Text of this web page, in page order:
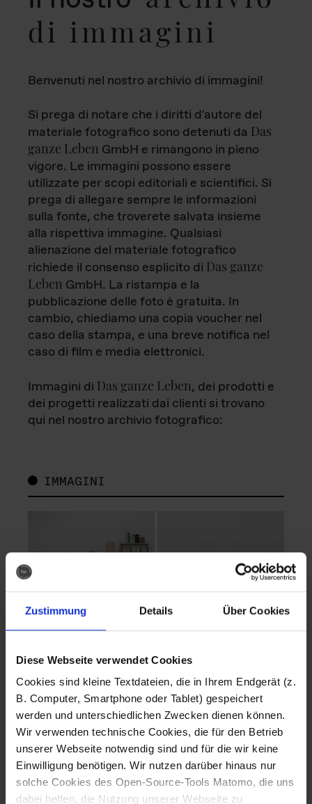
Zustimmung Details Über Cookies
Diese Webseite verwendet Cookies
Cookies sind kleine Textdateien, die in Ihrem Endgerät (z.
B. Computer, Smartphone oder Tablet) gespeichert
werden und unterschiedlichen Zwecken dienen können.
Wir verwenden technische Cookies, die für den Betrieb
unserer Webseite notwendig sind und für die wir keine
Einwilligung benötigen. Wir nutzen darüber hinaus nur
solche Cookies des Open-Source-Tools Matomo, die uns
dabei helfen, die Nutzung unserer Webseite zu
di immagini
Benvenuti nel nostro archivio di immagini!
Si prega di notare che i diritti d'autore del
materiale fotografico sono detenuti da Das
ganze Leben GmbH e rimangono in pieno
vigore. Le immagini possono essere
utilizzate per scopi editoriali e scientifici. Si
prega di allegare sempre le informazioni
sulla fonte, che troverete salvata insieme
alla rispettiva immagine. Qualsiasi
alienazione del materiale fotografico
richiede il consenso esplicito di Das ganze
Leben GmbH. La ristampa e la
pubblicazione delle foto è gratuita. In
cambio, chiediamo una copia voucher nel
caso della stampa, e una breve notifica nel
caso di film e media elettronici.
Immagini di Das ganze Leben, dei prodotti e
dei progetti realizzati dai clienti si trovano
qui nel nostro archivio fotografico:
IMMAGINI
Fotografo: Lorenz
Sternbach
Download
Fotografo: Lorenz
Sternbach
Download